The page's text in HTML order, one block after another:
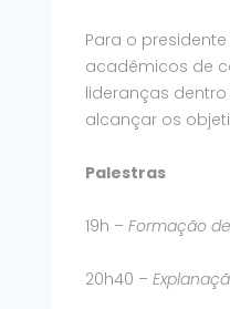
Para o
acadêmicos de
lideranças
alcançar os
Palestras
19h – Formação
20h40 –